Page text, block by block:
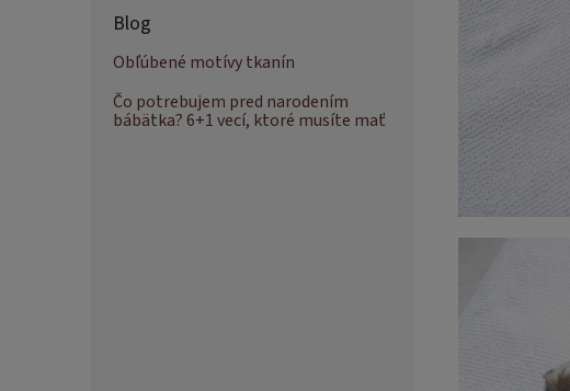
Blog
Obľúbené motívy tkanín
Čo potrebujem pred narodením
bábätka? 6+1 vecí, ktoré musíte mať